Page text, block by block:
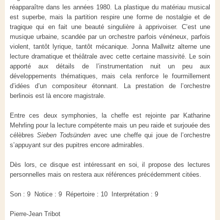
réapparaître dans les années 1980. La plastique du matériau musical
est superbe, mais la partition respire une forme de nostalgie et de
tragique qui en fait une beauté singulière à apprivoiser. C’est une
musique urbaine, scandée par un orchestre parfois vénéneux, parfois
violent, tantôt lyrique, tantôt mécanique. Jonna Mallwitz alterne une
lecture dramatique et théâtrale avec cette certaine massivité. Le soin
apporté aux détails de l’instrumentation nuit un peu aux
développements thématiques, mais cela renforce le fourmillement
d’idées d’un compositeur étonnant. La prestation de l’orchestre
berlinois est là encore magistrale.
Entre ces deux symphonies, la cheffe est rejointe par Katharine
Mehrling pour la lecture compétente mais un peu raide et surjouée des
célèbres Sieben Todsünden avec une cheffe qui joue de l’orchestre
s’appuyant sur des pupitres encore admirables.
Dès lors, ce disque est intéressant en soi, il propose des lectures
personnelles mais on restera aux références précédemment citées.
Son : 9 Notice : 9 Répertoire : 10 Interprétation : 9
Pierre-Jean Tribot